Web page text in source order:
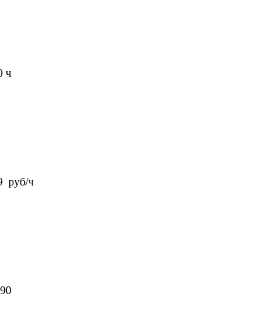
ч
руб/ч